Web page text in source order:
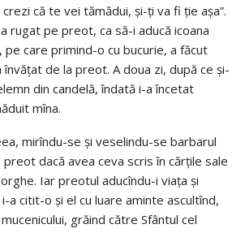
că te vei tămădui, şi-ţi va fi ţie aşa”.
rugat pe preot, ca să-i aducă icoana
pe care primind-o cu bucurie, a făcut
de la preot. A doua zi, după ce şi-
din candelă, îndată i-a încetat
mîna.
mirîndu-se şi veselindu-se barbarul
dacă avea ceva scris în cărţile sale
Iar preotul aducîndu-i viaţa şi
a citit-o şi el cu luare aminte ascultînd,
grăind către Sfântul cel